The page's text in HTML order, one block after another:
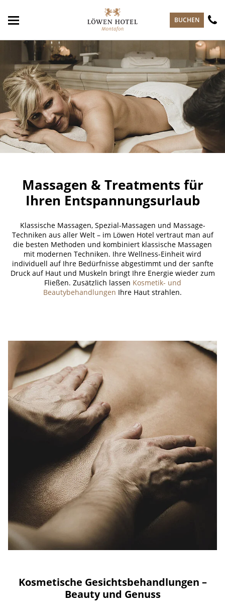
BUCHEN
Massagen & Treatments für
Ihren Entspannungsurlaub
Klassische Massagen, Spezial-Massagen und Massage-
Techniken aus aller Welt – im Löwen Hotel vertraut man auf
die besten Methoden und kombiniert klassische Massagen
mit modernen Techniken. Ihre Wellness-Einheit wird
individuell auf Ihre Bedürfnisse abgestimmt und der sanfte
Druck auf Haut und Muskeln bringt Ihre Energie wieder zum
Fließen. Zusätzlich lassen Kosmetik- und
Beautybehandlungen Ihre Haut strahlen.
Kosmetische Gesichtsbehandlungen –
Beauty und Genuss